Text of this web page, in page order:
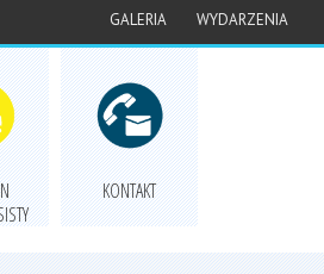
GALERIA WYDARZENIA
KONTAKT